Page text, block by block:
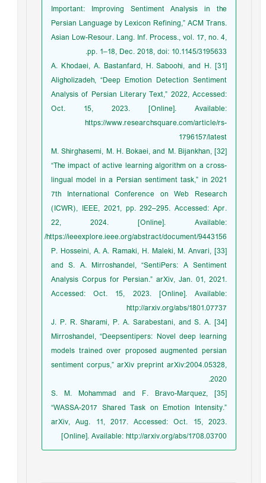
Important: Improving Sentiment Analysis in the
Persian Language by Lexicon Refining,” ACM Trans.
Asian Low-Resour. Lang. Inf. Process., vol. 17, no. 4,
pp. 1–18, Dec. 2018, doi: 10.1145/3195633.
[31] A. Khodaei, A. Bastanfard, H. Saboohi, and H.
Aligholizadeh, “Deep Emotion Detection Sentiment
Analysis of Persian Literary Text,” 2022, Accessed:
Oct. 15, 2023. [Online]. Available:
https://www.researchsquare.com/article/rs-
1796157/latest
[32] M. Shirghasemi, M. H. Bokaei, and M. Bijankhan,
“The impact of active learning algorithm on a cross-
lingual model in a Persian sentiment task,” in 2021
7th International Conference on Web Research
(ICWR), IEEE, 2021, pp. 292–295. Accessed: Apr.
22, 2024. [Online]. Available:
https://ieeexplore.ieee.org/abstract/document/9443156/
[33] P. Hosseini, A. A. Ramaki, H. Maleki, M. Anvari,
and S. A. Mirroshandel, “SentiPers: A Sentiment
Analysis Corpus for Persian.” arXiv, Jan. 01, 2021.
Accessed: Oct. 15, 2023. [Online]. Available:
http://arxiv.org/abs/1801.07737
[34] J. P. R. Sharami, P. A. Sarabestani, and S. A.
Mirroshandel, “Deepsentipers: Novel deep learning
models trained over proposed augmented persian
sentiment corpus,” arXiv preprint arXiv:2004.05328,
2020.
[35] S. M. Mohammad and F. Bravo-Marquez,
“WASSA-2017 Shared Task on Emotion Intensity.”
arXiv, Aug. 11, 2017. Accessed: Oct. 15, 2023.
[Online]. Available: http://arxiv.org/abs/1708.03700